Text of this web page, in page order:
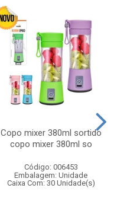
Copo mixer 380ml sortido
copo mixer 380ml so
Código: 006453
Embalagem: Unidade
Caixa Com: 30 Unidade(s)